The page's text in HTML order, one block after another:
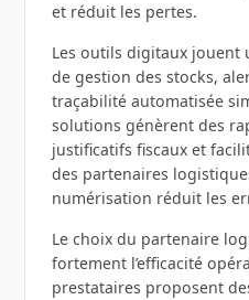
et réduit les pertes.
Les outils digitaux jouent
de gestion des stocks,
traçabilité automatisée
solutions génèrent des
justificatifs fiscaux et
des partenaires
numérisation réduit les
Le choix du partenaire
fortement l’efficacité
prestataires proposent